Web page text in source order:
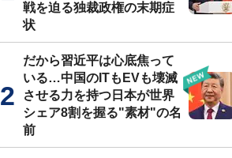
戦を迫る独裁政権の末期症
状
だから習近平は心底焦って
いる…中国のITもEVも壊滅
させる力を持つ日本が世界
シェア8割を握る"素材"の名
前